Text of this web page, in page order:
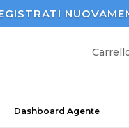
Dashboard Agente